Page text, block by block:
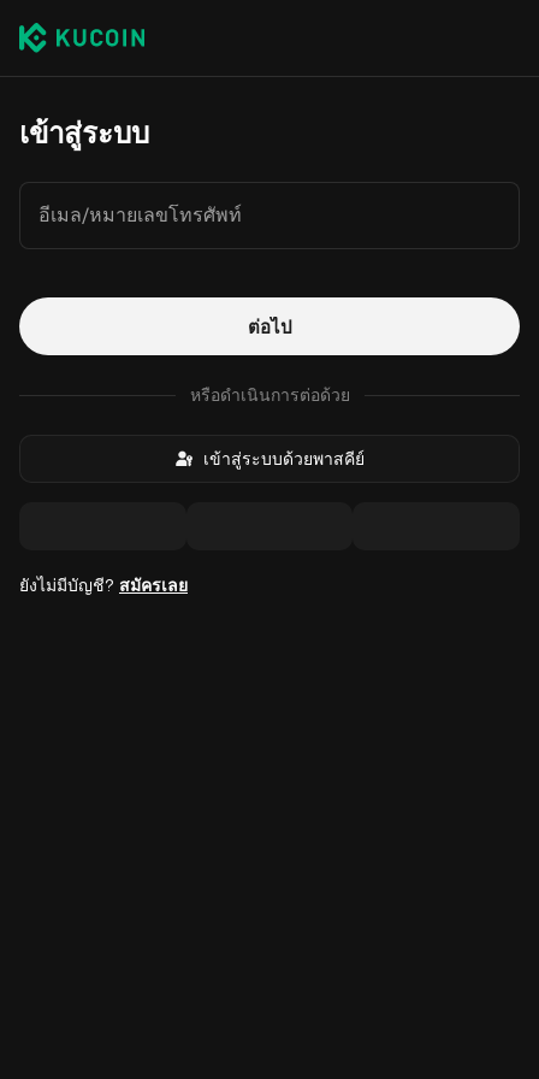
เข้าสู่ระบบ
อีเมล/หมายเลขโทรศัพท์
ต่อไป
หรือดำเนินการต่อด้วย
เข้าสู่ระบบด้วยพาสคีย์
ยังไม่มีบัญชี? สมัครเลย